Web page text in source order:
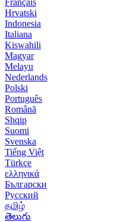
Hrvatski
Indonesia
Italiana
Kiswahili
Magyar
Melayu
Nederlands
Polski
Português
Română
Shqip
Suomi
Svenska
Tiếng Việt
Türkçe
ελληνικά
Български
Русский
தமிழ்
తెలుగు